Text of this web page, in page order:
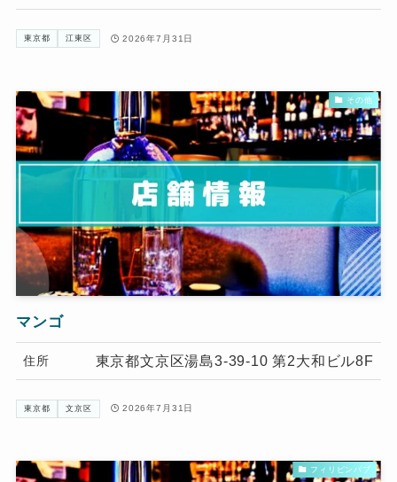
東京都 江東区 2026年7月31日
その他
マンゴ
住所 東京都文京区湯島3-39-10 第2大和ビル8F
東京都 文京区 2026年7月31日
フィリピンパブ